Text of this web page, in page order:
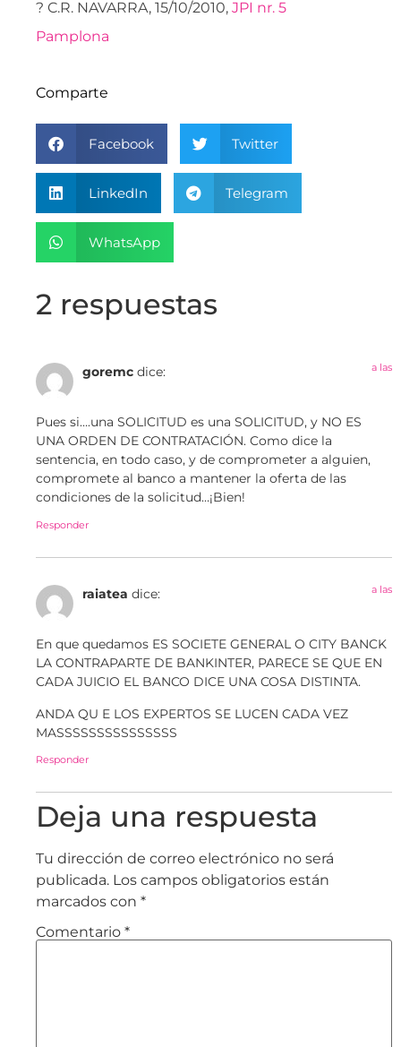
? C.R. NAVARRA, 15/10/2010, JPI nr. 5
Pamplona
Comparte
Facebook Twitter
LinkedIn Telegram
WhatsApp
2 respuestas
goremc dice: a las
Pues si….una SOLICITUD es una SOLICITUD, y NO ES
UNA ORDEN DE CONTRATACIÓN. Como dice la
sentencia, en todo caso, y de comprometer a alguien,
compromete al banco a mantener la oferta de las
condiciones de la solicitud…¡Bien!
Responder
raiatea dice: a las
En que quedamos ES SOCIETE GENERAL O CITY BANCK
LA CONTRAPARTE DE BANKINTER, PARECE SE QUE EN
CADA JUICIO EL BANCO DICE UNA COSA DISTINTA.
ANDA QU E LOS EXPERTOS SE LUCEN CADA VEZ
MASSSSSSSSSSSSSSS
Responder
Deja una respuesta
Tu dirección de correo electrónico no será
publicada. Los campos obligatorios están
marcados con *
Comentario *